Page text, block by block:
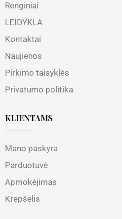
Renginiai
LEIDYKLA
Kontaktai
Naujienos
Pirkimo taisyklės
Privatumo politika
KLIENTAMS
Mano paskyra
Parduotuvė
Apmokėjimas
Krepšelis